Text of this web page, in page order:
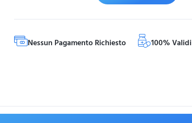
Nessun Pagamento Richiesto 100% Validi